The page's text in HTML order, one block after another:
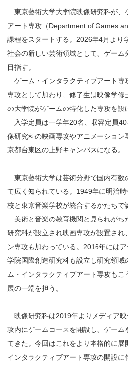
東京藝術大学大学院映像研究科が、
アート専攻（Department of Games
課程をスタートする。2026年4月より
社会の新しい芸術領域として、ゲーム
目指す。
ゲーム・インタラクティブアート専
専攻として加わり、修了生は映像学修
の大学院がゲームの特化した専攻を設
入学定員は一学年20名、収容定員
像研究科の映画専攻やアニメーション
京都台東区の上野キャンパスになる。
東京藝術大学は芸術分野で国内有数
て広く知られている。1949年に明治
校と東京音楽学校が統合するかたちで
美術と音楽の教育機関と見られがち
研究科が設立され映画専攻が設置され
ン専攻も加わっている。2016年には
学院国際創造研究科も設立し研究領域
ム・インタラクティブアート専攻も
展の一端を担う。
映像研究科は2019年よりメディア
攻内にゲームコースを開設し、ゲーム
てきた。今回はこれをより本格的に展
インタラクティブアート専攻の開設に